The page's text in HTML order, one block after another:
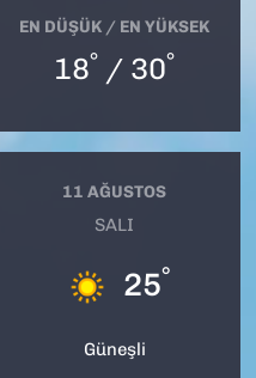
EN DÜŞÜK / EN YÜKSEK
18° / 30°
11 AĞUSTOS
SALI
25°
Güneşli